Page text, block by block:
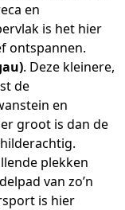
en
is het hier
ontspannen.
. Deze kleinere,
de
en
groot is dan de
plekken
van zo’n
is hier